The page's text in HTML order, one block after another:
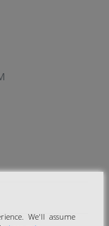
We'll assume